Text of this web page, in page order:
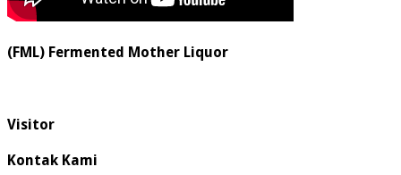
(FML) Fermented Mother Liquor
Visitor
Kontak Kami